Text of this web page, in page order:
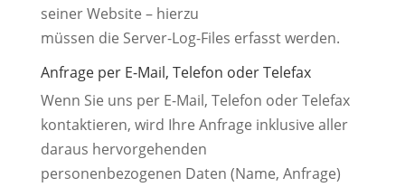
seiner Website – hierzu
müssen die Server-Log-Files erfasst werden.
Anfrage per E-Mail, Telefon oder Telefax
Wenn Sie uns per E-Mail, Telefon oder Telefax
kontaktieren, wird Ihre Anfrage inklusive aller
daraus hervorgehenden
personenbezogenen Daten (Name, Anfrage)